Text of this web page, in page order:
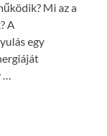
Mi az a
A
egy
…